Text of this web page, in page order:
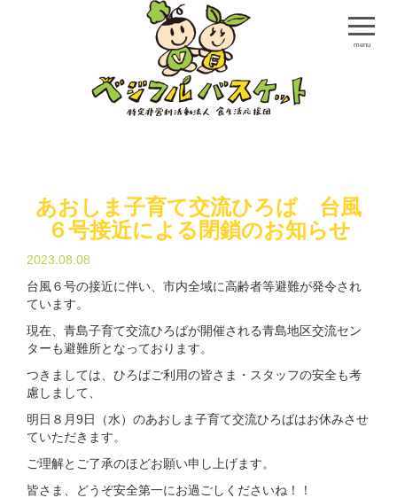
menu
あおしま子育て交流ひろば 台風
６号接近による閉鎖のお知らせ
2023.08.08
台風６号の接近に伴い、市内全域に高齢者等避難が発令され
ています。
現在、青島子育て交流ひろばが開催される青島地区交流セン
ターも避難所となっております。
つきましては、ひろばご利用の皆さま・スタッフの安全も考
慮しまして、
明日８月9日（水）のあおしま子育て交流ひろばはお休みさせ
ていただきます。
ご理解とご了承のほどお願い申し上げます。
皆さま、どうぞ安全第一にお過ごしくださいね！！